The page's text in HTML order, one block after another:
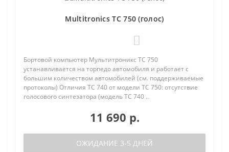
Multitronics TC 750 (голос)
Бортовой компьютер Мультитроникс TC 750
устанавливается на торпедо автомобиля и работает с
большим количеством автомобилей (см. поддерживаемые
протоколы) Отличия TC 740 от модели TC 750: отсутствие
голосового синтезатора (модель TC 740 ..
11 690 р.
ОЖИДАНИЕ 3-5 ДНЕЙ